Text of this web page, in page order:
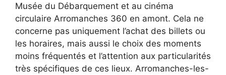
Musée du Débarquement et au cinéma
circulaire Arromanches 360 en amont. Cela ne
concerne pas uniquement l’achat des billets ou
les horaires, mais aussi le choix des moments
moins fréquentés et l’attention aux particularités
très spécifiques de ces lieux. Arromanches-les-